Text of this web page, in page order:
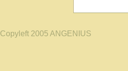
Copyleft 2005 ANGENIUS